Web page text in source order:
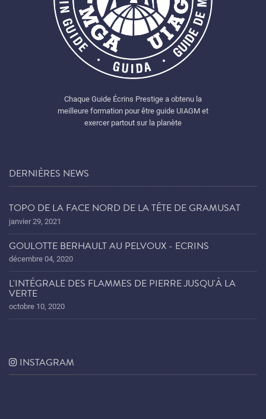
Chaque Guide Écrins Prestige a obtenu la
meilleure formation pour être guide UIAGM et
exercer partout sur la planète
DERNIÈRES NEWS
TOPO DE LA FACE NORD DE LA TÊTE DE GRAMUSAT
janvier 29, 2021
GOULOTTE BERHAULT AU PELVOUX - ECRINS
décembre 04, 2020
L'INTÉGRALE DES FLAMMES DE PIERRE JUSQU'À LA
VERTE
octobre 10, 2020
INSTAGRAM